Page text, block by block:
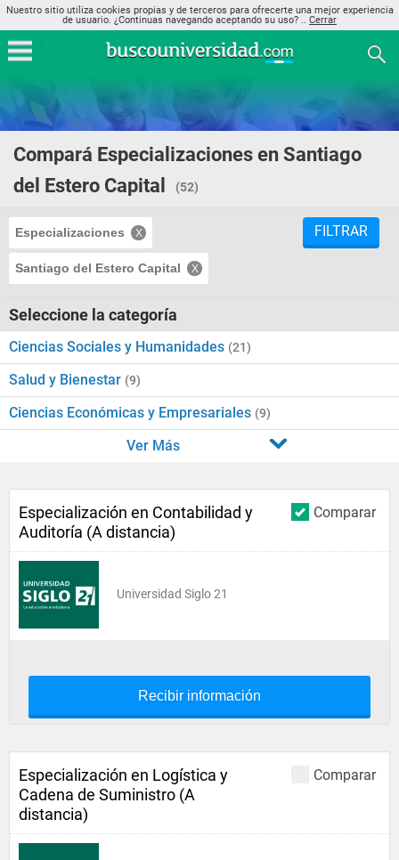
Nuestro sitio utiliza cookies propias y de terceros para ofrecerte una mejor experiencia
de usuario. ¿Continuas navegando aceptando su uso? .. Cerrar
Compará Especializaciones en Santiago
del Estero Capital
(52)
Especializaciones
Santiago del Estero Capital
FILTRAR
Seleccione la categoría
Ciencias Sociales y Humanidades (21)
Salud y Bienestar (9)
Ciencias Económicas y Empresariales (9)
Ver Más
Comparar
Especialización en Contabilidad y
Auditoría (A distancia)
Universidad Siglo 21
Recibir información
Comparar
Especialización en Logística y
Cadena de Suministro (A
distancia)